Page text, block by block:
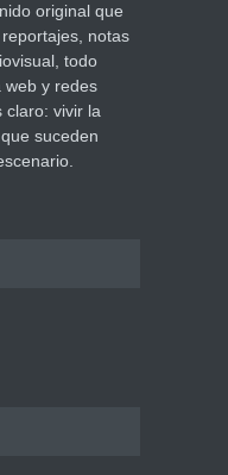
original que
notas
todo
web y redes
claro: vivir la
suceden